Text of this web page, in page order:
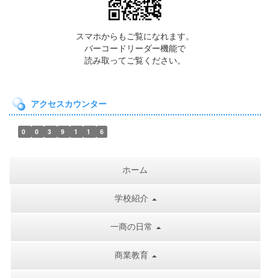
スマホからもご覧になれます。
バーコードリーダー機能で
読み取ってご覧ください。
アクセスカウンター
0 0 3 9 1 1 6
ホーム
学校紹介
一商の日常
商業教育